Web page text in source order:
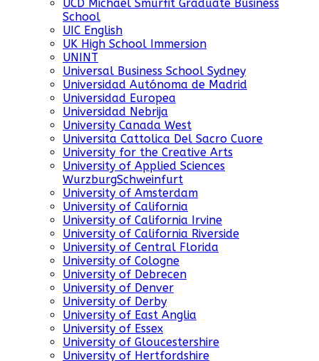
UCD Michael Smurfit Graduate Business
School
UIC English
UK High School Immersion
UNINT
Universal Business School Sydney
Universidad Autónoma de Madrid
Universidad Europea
Universidad Nebrija
University Canada West
Universita Cattolica Del Sacro Cuore
University for the Creative Arts
University of Applied Sciences
WurzburgSchweinfurt
University of Amsterdam
University of California
University of California Irvine
University of California Riverside
University of Central Florida
University of Cologne
University of Debrecen
University of Denver
University of Derby
University of East Anglia
University of Essex
University of Gloucestershire
University of Hertfordshire